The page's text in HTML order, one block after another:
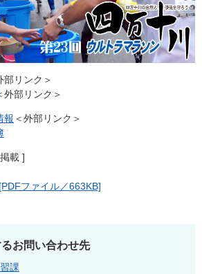
部リンク＞
外部リンク＞
報 ＜外部リンク＞
載 ]
ファイル／663KB]
お問い合わせ先
課